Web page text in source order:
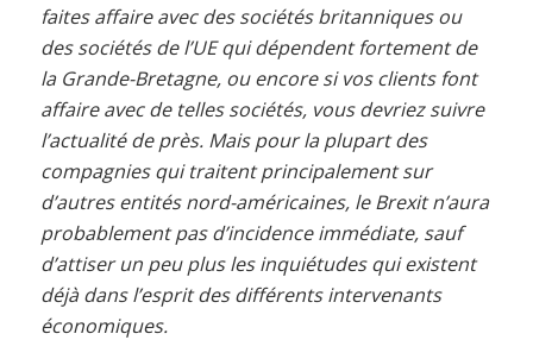
faites affaire avec des sociétés britanniques ou
des sociétés de l’UE qui dépendent fortement de
la Grande-Bretagne, ou encore si vos clients font
affaire avec de telles sociétés, vous devriez suivre
l’actualité de près. Mais pour la plupart des
compagnies qui traitent principalement sur
d’autres entités nord-américaines, le Brexit n’aura
probablement pas d’incidence immédiate, sauf
d’attiser un peu plus les inquiétudes qui existent
déjà dans l’esprit des différents intervenants
économiques.